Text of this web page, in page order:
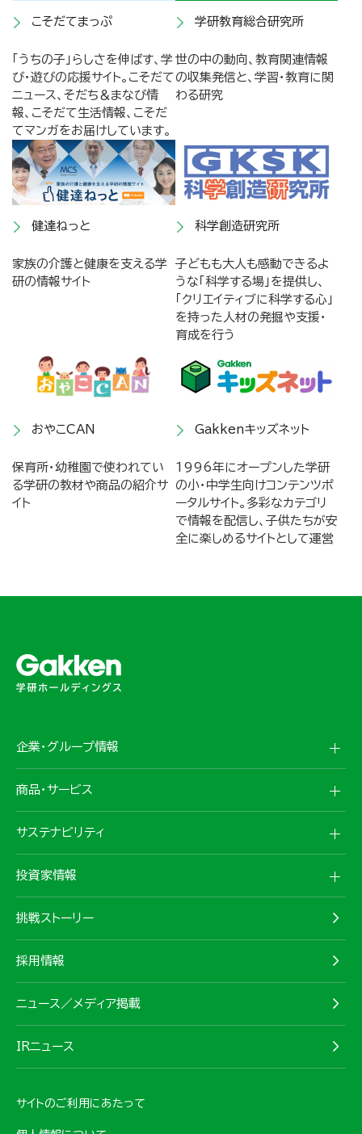
こそだてまっぷ
「うちの子」らしさを伸ばす、学
び・遊びの応援サイト。こそだて
ニュース、そだち＆まなび情
報、こそだて生活情報、こそだ
てマンガをお届けしています。
学研教育総合研究所
世の中の動向、教育関連情報
の収集発信と、学習・教育に関
わる研究
健達ねっと
家族の介護と健康を支える学
研の情報サイト
科学創造研究所
子どもも大人も感動できるよ
うな「科学する場」を提供し、
「クリエイティブに科学する心」
を持った人材の発掘や支援・
育成を行う
おやこCAN
保育所・幼稚園で使われてい
る学研の教材や商品の紹介サ
イト
Gakkenキッズネット
1996年にオープンした学研
の小・中学生向けコンテンツポ
ータルサイト。多彩なカテゴリ
で情報を配信し、子供たちが安
全に楽しめるサイトとして運営
企業・グループ情報
商品・サービス
サステナビリティ
投資家情報
挑戦ストーリー
採用情報
ニュース／メディア掲載
IRニュース
サイトのご利用にあたって